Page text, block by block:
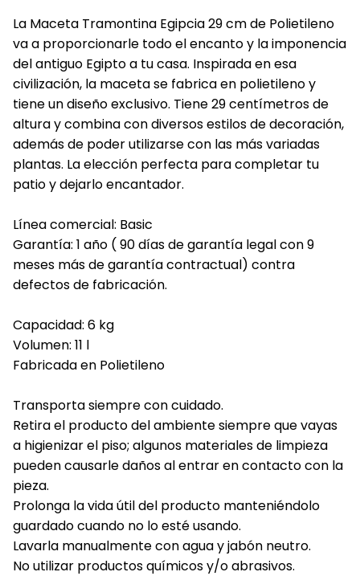
La Maceta Tramontina Egipcia 29 cm de Polietileno
va a proporcionarle todo el encanto y la imponencia
del antiguo Egipto a tu casa. Inspirada en esa
civilización, la maceta se fabrica en polietileno y
tiene un diseño exclusivo. Tiene 29 centímetros de
altura y combina con diversos estilos de decoración,
además de poder utilizarse con las más variadas
plantas. La elección perfecta para completar tu
patio y dejarlo encantador.
Línea comercial: Basic
Garantía: 1 año ( 90 días de garantía legal con 9
meses más de garantía contractual) contra
defectos de fabricación.
Capacidad: 6 kg
Volumen: 11 l
Fabricada en Polietileno
Transporta siempre con cuidado.
Retira el producto del ambiente siempre que vayas
a higienizar el piso; algunos materiales de limpieza
pueden causarle daños al entrar en contacto con la
pieza.
Prolonga la vida útil del producto manteniéndolo
guardado cuando no lo esté usando.
Lavarla manualmente con agua y jabón neutro.
No utilizar productos químicos y/o abrasivos.